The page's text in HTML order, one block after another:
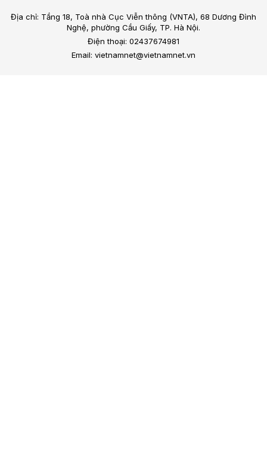
Địa chỉ: Tầng 18, Toà nhà Cục Viễn thông (VNTA), 68 Dương Đình
Nghệ, phường Cầu Giấy, TP. Hà Nội.
Điện thoại: 02437674981
Email: vietnamnet@vietnamnet.vn